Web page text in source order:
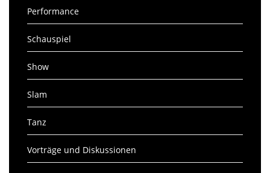
Performance
Schauspiel
Show
Slam
Tanz
Vorträge und Diskussionen